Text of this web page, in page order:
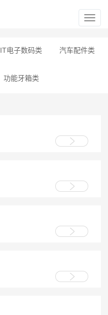
IT电子数码类 汽车配件类
功能牙箱类